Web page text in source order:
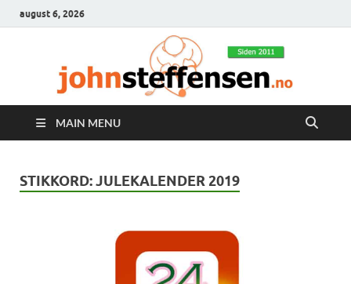
august 6, 2026
MAIN MENU
STIKKORD:JULEKALENDER 2019